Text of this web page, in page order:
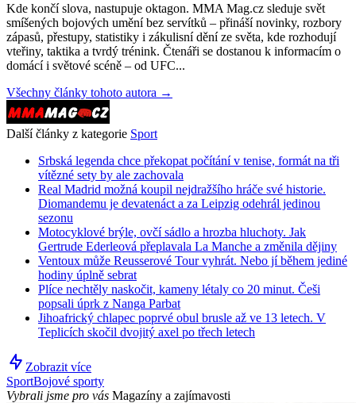
Kde končí slova, nastupuje oktagon. MMA Mag.cz sleduje svět
smíšených bojových umění bez servítků – přináší novinky, rozbory
zápasů, přestupy, statistiky i zákulisní dění ze světa, kde rozhodují
vteřiny, taktika a tvrdý trénink. Čtenáři se dostanou k informacím o
domácí i světové scéně – od UFC...
Všechny články tohoto autora →
Další články z kategorie Sport
Srbská legenda chce překopat počítání v tenise, formát na tři
vítězné sety by ale zachovala
Real Madrid možná koupil nejdražšího hráče své historie.
Diomandemu je devatenáct a za Leipzig odehrál jedinou
sezonu
Motocyklové brýle, ovčí sádlo a hrozba hluchoty. Jak
Gertrude Ederleová přeplavala La Manche a změnila dějiny
Ventoux může Reusserové Tour vyhrát. Nebo jí během jediné
hodiny úplně sebrat
Plíce nechtěly naskočit, kameny létaly co 20 minut. Češi
popsali úprk z Nanga Parbat
Jihoafrický chlapec poprvé obul brusle až ve 13 letech. V
Teplicích skočil dvojitý axel po třech letech
Zobrazit více
SportBojové sporty
Vybrali jsme pro vás Magazíny a zajímavosti